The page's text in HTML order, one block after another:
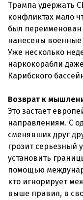
Трампа удержать
конфликтах мало
был
нанесены
Уже несколько
наркокорабли
Карибского
Возврат к
Это застает
направлениям. С
сменявших друг
грозит серьезный
установить
помощью
кто игнорирует
выше правил, в